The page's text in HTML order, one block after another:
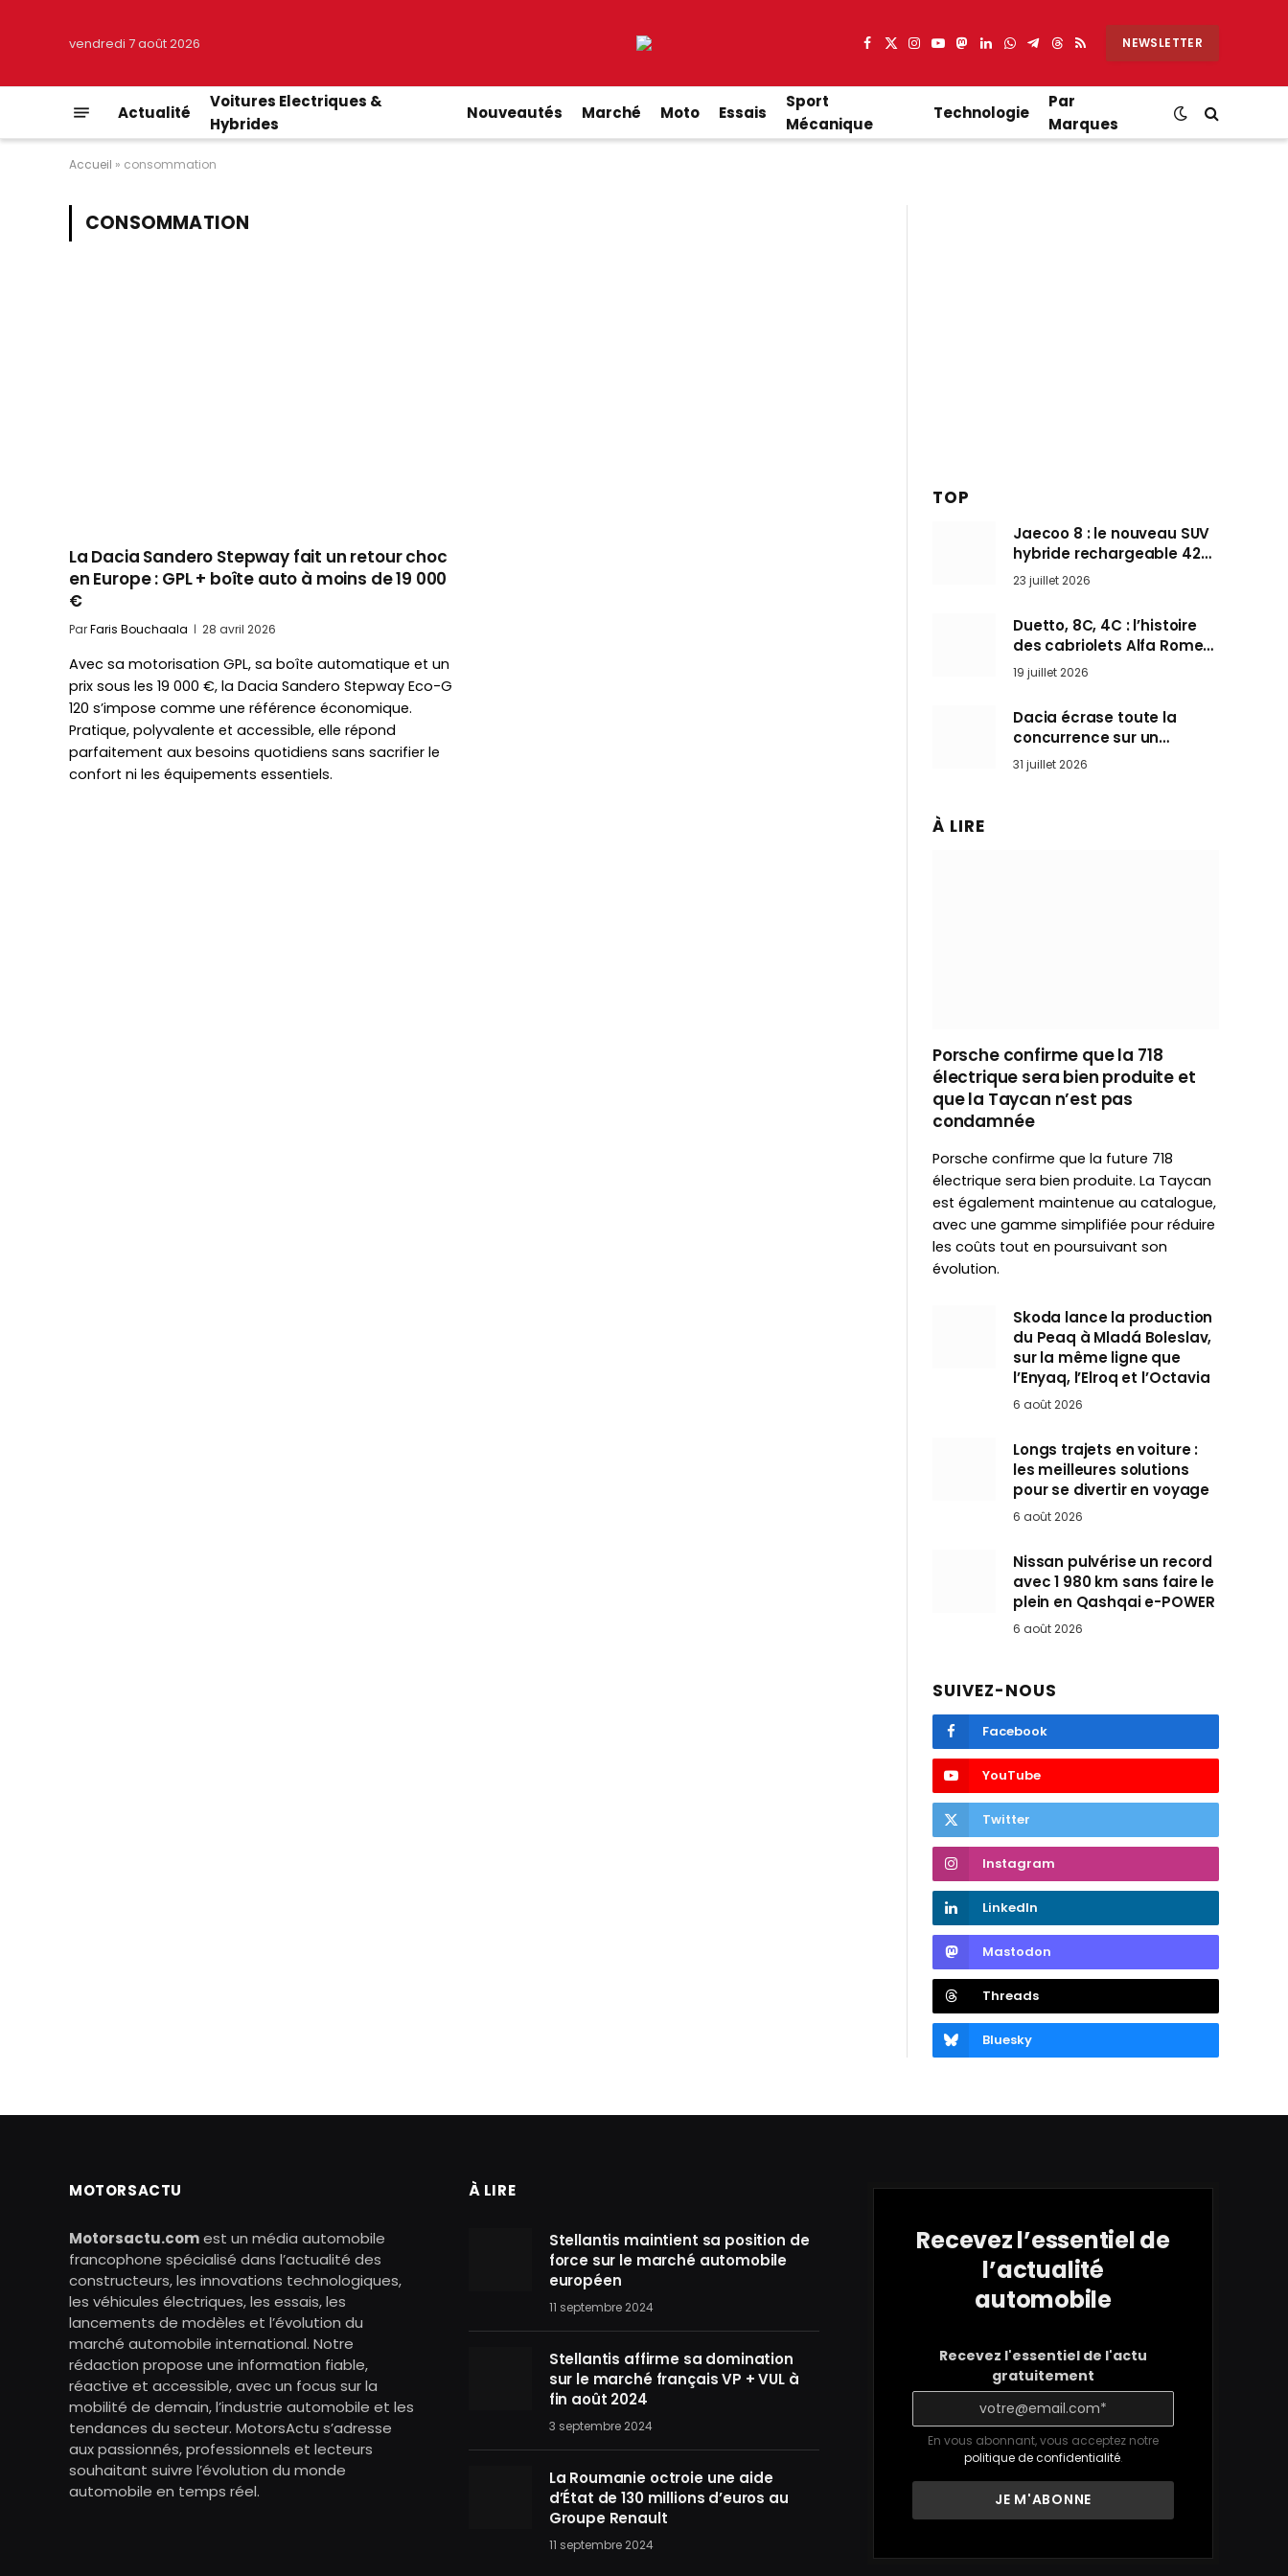
vendredi 7 août 2026 Facebook
X
Instagram
YouTube
Mastodon
LinkedIn
WhatsApp
Partager
Telegram
Threads
RSS NEWSLETTER
Actualité
Voitures Electriques &
Hybrides
Nouveautés Marché Moto Essais
Sport
Mécanique
Technologie
Par
Marques
Accueil » consommation
CONSOMMATION
La Dacia Sandero Stepway fait un retour choc
en Europe : GPL + boîte auto à moins de 19 000
€
ParFaris Bouchaala 28 avril 2026
Avec sa motorisation GPL, sa boîte automatique et un
prix sous les 19 000 €, la Dacia Sandero Stepway Eco-G
120 s’impose comme une référence économique.
Pratique, polyvalente et accessible, elle répond
parfaitement aux besoins quotidiens sans sacrifier le
confort ni les équipements essentiels.
TOP
Jaecoo 8 : le nouveau SUV
hybride rechargeable 428
ch qui vise l’Audi Q7 arrive
en Europe cet automne
23 juillet 2026
Duetto, 8C, 4C : l’histoire
des cabriolets Alfa Romeo,
ces Spider qui ont défini
l’art de rouler cheveux au
vent
19 juillet 2026
Dacia écrase toute la
concurrence sur un
marché où personne ne
l’attendait
31 juillet 2026
À LIRE
Porsche confirme que la 718
électrique sera bien produite et
que la Taycan n’est pas
condamnée
Porsche confirme que la future 718
électrique sera bien produite. La Taycan
est également maintenue au catalogue,
avec une gamme simplifiée pour réduire
les coûts tout en poursuivant son
évolution.
Skoda lance la production
du Peaq à Mladá Boleslav,
sur la même ligne que
l’Enyaq, l’Elroq et l’Octavia
6 août 2026
Longs trajets en voiture :
les meilleures solutions
pour se divertir en voyage
6 août 2026
Nissan pulvérise un record
avec 1 980 km sans faire le
plein en Qashqai e-POWER
6 août 2026
SUIVEZ-NOUS
Facebook
YouTube
Twitter
Instagram
LinkedIn
Mastodon
Threads
Bluesky
MOTORSACTU
Motorsactu.comest un média automobile
francophone spécialisé dans l’actualité des
constructeurs, les innovations technologiques,
les véhicules électriques, les essais, les
lancements de modèles et l’évolution du
marché automobile international. Notre
rédaction propose une information fiable,
réactive et accessible, avec un focus sur la
mobilité de demain, l’industrie automobile et les
tendances du secteur. MotorsActu s’adresse
aux passionnés, professionnels et lecteurs
souhaitant suivre l’évolution du monde
automobile en temps réel.
À LIRE
Stellantis maintient sa position de
force sur le marché automobile
européen
11 septembre 2024
Stellantis affirme sa domination
sur le marché français VP + VUL à
fin août 2024
3 septembre 2024
La Roumanie octroie une aide
d’État de 130 millions d’euros au
Groupe Renault
11 septembre 2024
Recevez l’essentiel de
l’actualité
automobile
Recevez l'essentiel de l'actu
gratuitement
En vous abonnant, vous acceptez notre
politique de confidentialité.